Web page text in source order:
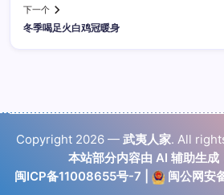
下一个
冬季喝足火白鸡冠暖身
Copyright 2026 — 武夷人家. All
本站部分内容由 AI 辅助生成
闽ICP备11008655号-7
闽公网安